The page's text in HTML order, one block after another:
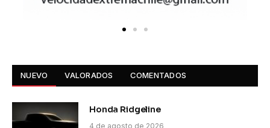
NUEVO VALORADOS COMENTADOS
Honda Ridgeline
4 de agosto de 2026